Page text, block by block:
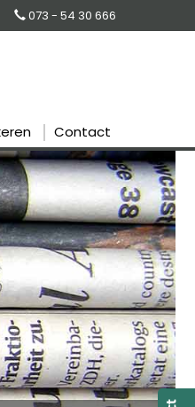
073 - 54 30 666
Contact